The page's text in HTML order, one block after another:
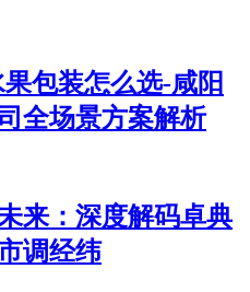
包装怎么选-咸阳
全场景方案解析
来：深度解码卓典
调经纬